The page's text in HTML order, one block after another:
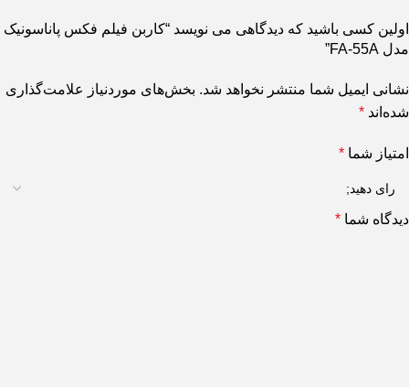
اولین کسی باشید که دیدگاهی می نویسد “کاربن فیلم فکس پاناسونیک
مدل FA-55A”
نشانی ایمیل شما منتشر نخواهد شد. بخش‌های موردنیاز علامت‌گذاری
شده‌اند *
امتیاز شما *
دیدگاه شما *